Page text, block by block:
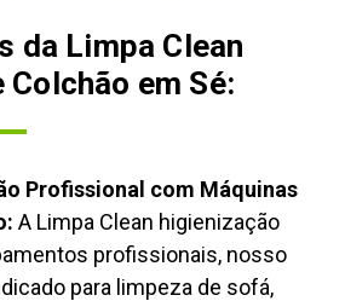
da Limpa Clean
Colchão em Sé:
Profissional com Máquinas
A Limpa Clean higienização
profissionais, nosso
para limpeza de sofá,